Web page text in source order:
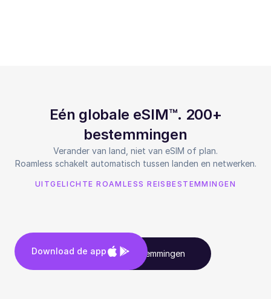
Eén globale eSIM™. 200+
bestemmingen
Verander van land, niet van eSIM of plan.
Roamless schakelt automatisch tussen landen en netwerken.
UITGELICHTE ROAMLESS REISBESTEMMINGEN
Bekijk alle bestemmingen
Download de app